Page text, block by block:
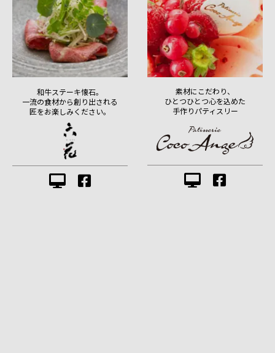
和牛ステーキ懐石。
一流の食材から創り出される
匠をお楽しみください。
素材にこだわり、
ひとつひとつ心を込めた
手作りパティスリー